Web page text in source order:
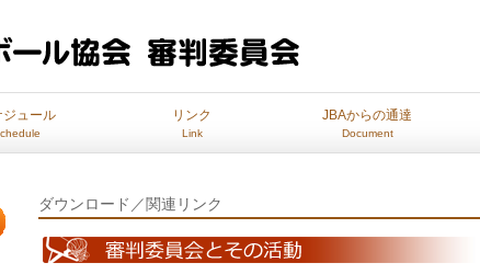
ジュール リンク
Link
JBAからの通達
Document
ダウンロード／関連リンク